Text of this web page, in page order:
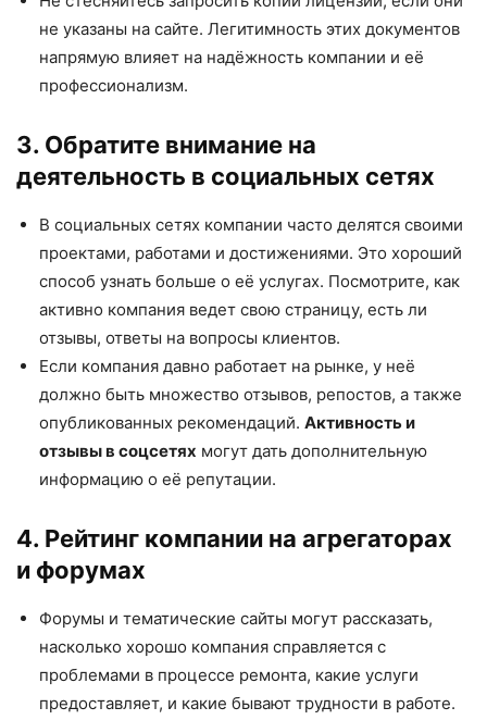
не указаны на сайте. Легитимность этих документов
напрямую влияет на надёжность компании и её
профессионализм.
3. Обратите внимание на
деятельность в социальных сетях
В социальных сетях компании часто делятся своими
проектами, работами и достижениями. Это хороший
способ узнать больше о её услугах. Посмотрите, как
активно компания ведет свою страницу, есть ли
отзывы, ответы на вопросы клиентов.
Если компания давно работает на рынке, у неё
должно быть множество отзывов, репостов, а также
опубликованных рекомендаций. Активность и
отзывы в соцсетях могут дать дополнительную
информацию о её репутации.
4. Рейтинг компании на агрегаторах
и форумах
Форумы и тематические сайты могут рассказать,
насколько хорошо компания справляется с
проблемами в процессе ремонта, какие услуги
предоставляет, и какие бывают трудности в работе.